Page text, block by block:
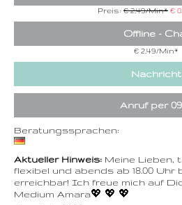
Preis: € 2,49/Min* €
Offline -
€ 2,49/Min*
Nachricht
Anruf per
Beratungssprachen:
Aktueller Hinweis: Meine Lieben,
flexibel und abends ab 18.00 Uhr
erreichbar! Ich freue mich auf
Medium Amara💖 💖 💖